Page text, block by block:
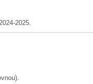
2025.